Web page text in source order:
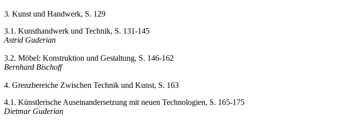
3. Kunst und Handwerk, S. 129
3.1. Kunsthandwerk und Technik, S. 131-145
Astrid Guderian
3.2. Möbel: Konstruktion und Gestaltung, S. 146-162
Bernhard Bischoff
4. Grenzbereiche Zwischen Technik und Kunst, S. 163
4.1. Künstlerische Auseinandersetzung mit neuen Technologien, S. 165-175
Dietmar Guderian